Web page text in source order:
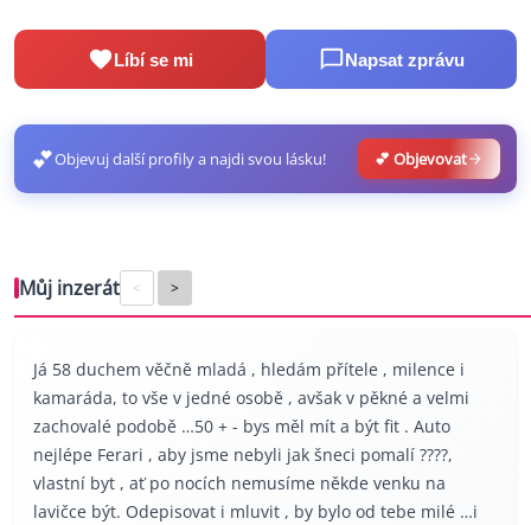
Líbí se mi Napsat zprávu
💕Objevuj další profily a najdi svou lásku! 💕 Objevovat
Můj inzerát < >
Já 58 duchem věčně mladá , hledám přítele , milence i
kamaráda, to vše v jedné osobě , avšak v pěkné a velmi
zachovalé podobě …50 + - bys měl mít a být fit . Auto
nejlépe Ferari , aby jsme nebyli jak šneci pomalí ????,
vlastní byt , ať po nocích nemusíme někde venku na
lavičce být. Odepisovat i mluvit , by bylo od tebe milé …i